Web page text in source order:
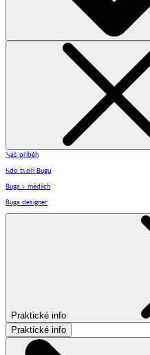
Náš příběh
Kdo tvoří Bugu
Buga v médiích
Buga designer
Praktické info
Praktické info